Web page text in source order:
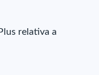
relativa a